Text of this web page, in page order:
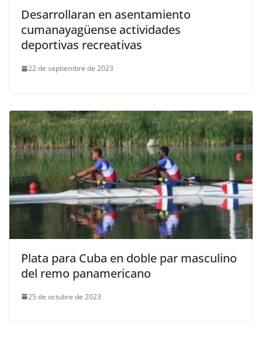
Desarrollaran en asentamiento
cumanayagüense actividades
deportivas recreativas
22 de septiembre de 2023
Plata para Cuba en doble par masculino
del remo panamericano
25 de octubre de 2023